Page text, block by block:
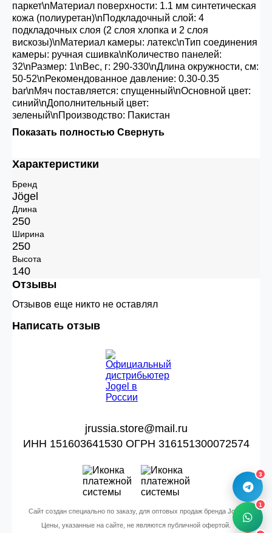
паркет\nМатериал поверхности: 1.1 мм синтетическая
кожа (полиуретан)\nПодкладочный слой: 4
подкладочных слоя (2 слоя хлопка и 2 слоя
вискозы)\nМатериал камеры: латекс\nТип соединения
камеры: ручная сшивка\nКоличество панелей:
32\nРазмер: 1\nВес, г: 290-330\nДлина окружности, см:
50-52\nРекомендованное давление: 0.30-0.35
bar\nМяч поставляется: спущенный\nОсновной цвет:
синий\nДополнительный цвет:
зеленый\nПроизводство: Пакистан
Показать полностью Свернуть
Характеристики
Бренд
Jögel
Длина
250
Ширина
250
Высота
140
Отзывы
Отзывов еще никто не оставлял
Написать отзыв
jrussia.store@mail.ru
ИНН 151603641530 ОГРН 316151300072574
Сайт создан специально по заказу, для оптовых продаж бренда Jogel
Цены, указанные на сайте, не являются публичной офертой.
3
1